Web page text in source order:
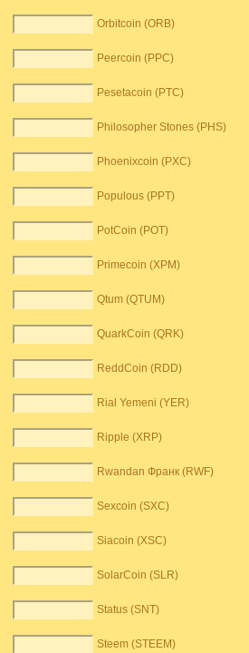
Orbitcoin (ORB)
Peercoin (PPC)
Pesetacoin (PTC)
Philosopher Stones (PHS)
Phoenixcoin (PXC)
Populous (PPT)
PotCoin (POT)
Primecoin (XPM)
Qtum (QTUM)
QuarkCoin (QRK)
ReddCoin (RDD)
Rial Yemeni (YER)
Ripple (XRP)
Rwandan Франк (RWF)
Sexcoin (SXC)
Siacoin (XSC)
SolarCoin (SLR)
Status (SNT)
Steem (STEEM)